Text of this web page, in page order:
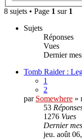
8 sujets • Page 1 sur 1
Sujets
Réponses
Vues
Dernier
Tomb Raider :
1
2
par Somewhere »
53
1276 Vues
Dernier
jeu. août